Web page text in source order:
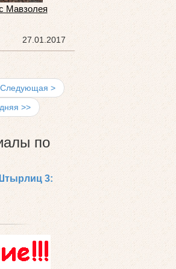
Мавзолея
27.01.2017
Следующая >
>>
по
3: